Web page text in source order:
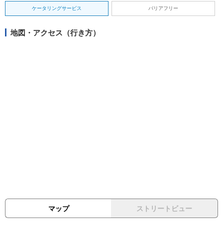
ケータリングサービス バリアフリー
地図・アクセス（行き方）
マップ ストリートビュー